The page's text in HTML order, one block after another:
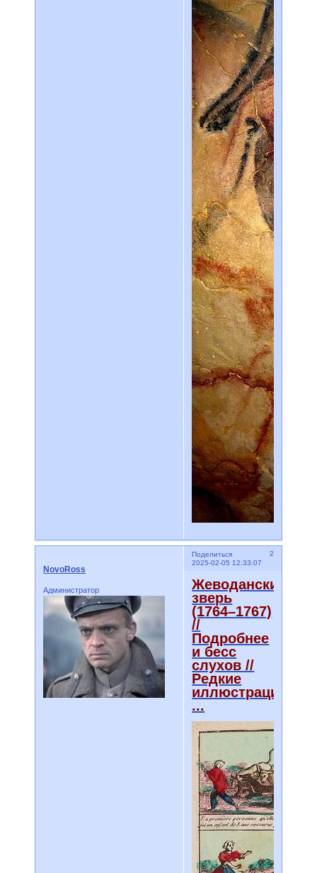
Поделиться
2
2025-02-05 12:33:07
NovoRoss
Администратор
Жеводанский
зверь
(1764–1767)
//
Подробнее
и бесс
слухов //
Редкие
иллюстрации
...